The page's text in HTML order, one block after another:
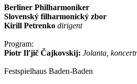
Berliner Philharmoniker
Slovenský filharmonický zbor
Kirill Petrenko dirigent
Program:
Piotr Iľjič Čajkovskij: Jolanta,
Festspielhaus Baden-Baden